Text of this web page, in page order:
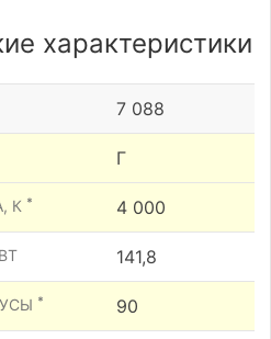
характеристики
7 088
Г
К * 4 000
141,8
* 90